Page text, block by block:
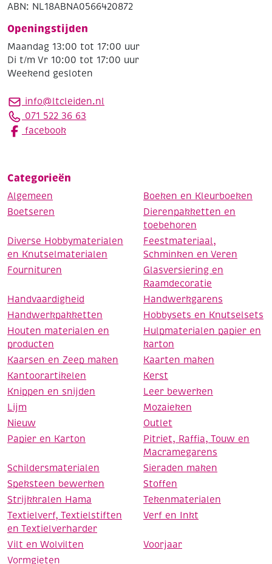
ABN: NL18ABNA0566420872
Openingstijden
Maandag 13:00 tot 17:00 uur
Di t/m Vr 10:00 tot 17:00 uur
Weekend gesloten
info@ltcleiden.nl
071 522 36 63
facebook
Categorieën
Algemeen
Boeken en Kleurboeken
Boetseren
Dierenpakketten en
toebehoren
Diverse Hobbymaterialen
en Knutselmaterialen
Feestmateriaal,
Schminken en Veren
Fournituren
Glasversiering en
Raamdecoratie
Handvaardigheid
Handwerkgarens
Handwerkpakketten
Hobbysets en Knutselsets
Houten materialen en
producten
Hulpmaterialen papier en
karton
Kaarsen en Zeep maken
Kaarten maken
Kantoorartikelen
Kerst
Knippen en snijden
Leer bewerken
Lijm
Mozaieken
Nieuw
Outlet
Papier en Karton
Pitriet, Raffia, Touw en
Macramegarens
Schildersmaterialen
Sieraden maken
Speksteen bewerken
Stoffen
Strijkkralen Hama
Tekenmaterialen
Textielverf, Textielstiften
en Textielverharder
Verf en Inkt
Vilt en Wolvilten
Voorjaar
Vormgieten